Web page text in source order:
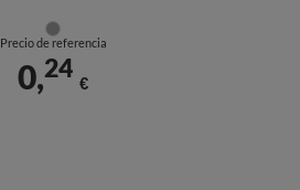
Precio de referencia
0,24
€